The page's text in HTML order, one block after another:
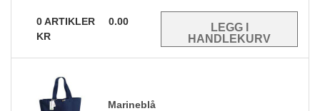
0ARTIKLER
0.00
KR
Marineblå